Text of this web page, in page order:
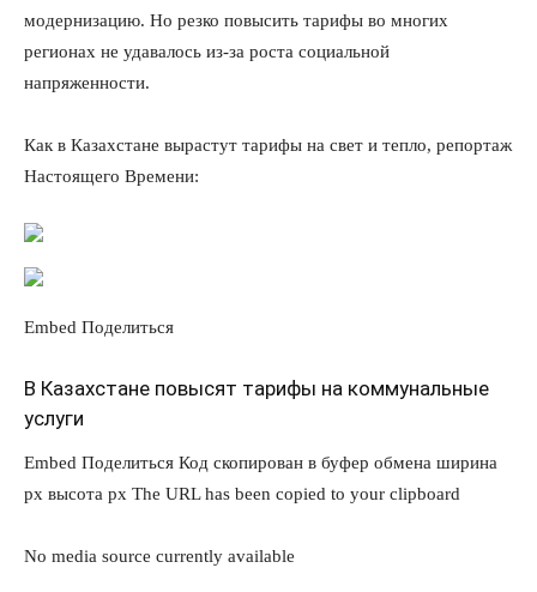
модернизацию. Но резко повысить тарифы во многих
регионах не удавалось из-за роста социальной
напряженности.
Как в Казахстане вырастут тарифы на свет и тепло, репортаж
Настоящего Времени:
Embed Поделиться
В Казахстане повысят тарифы на коммунальные
услуги
Embed Поделиться Код скопирован в буфер обмена ширина
px высота px The URL has been copied to your clipboard
No media source currently available